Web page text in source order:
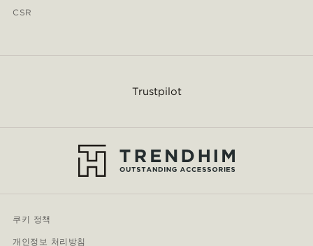
CSR
Trustpilot
쿠키 정책
개인정보 처리방침